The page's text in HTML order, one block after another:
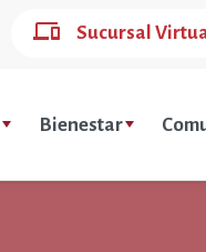
devices Sucursal
Bienestar